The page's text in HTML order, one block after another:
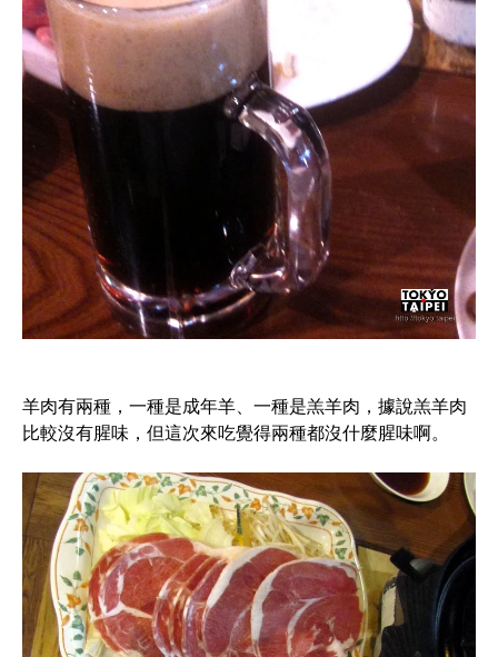
羊肉有兩種，一種是成年羊、一種是羔羊肉，據說羔羊肉
比較沒有腥味，但這次來吃覺得兩種都沒什麼腥味啊。